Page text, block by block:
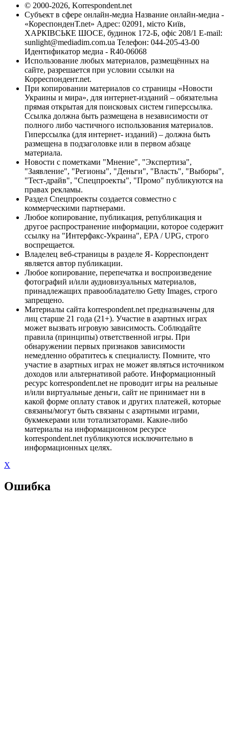
© 2000-2026, Korrespondent.net
Субъект в сфере онлайн-медиа Название онлайн-медиа -
«КореспонденТ.net» Адрес: 02091, місто Київ,
ХАРКІВСЬКЕ ШОСЕ, будинок 172-Б, офіс 208/1 E-mail:
sunlight@mediadim.com.ua Телефон: 044-205-43-00
Идентификатор медиа - R40-06068
Использование любых материалов, размещённых на
сайте, разрешается при условии ссылки на
Корреспондент.net.
При копировании материалов со страницы «Новости
Украины и мира», для интернет-изданий – обязательна
прямая открытая для поисковых систем гиперссылка.
Ссылка должна быть размещена в независимости от
полного либо частичного использования материалов.
Гиперссылка (для интернет- изданий) – должна быть
размещена в подзаголовке или в первом абзаце
материала.
Новости с пометками "Мнение", "Экспертиза",
"Заявление", "Регионы", "Деньги", "Власть", "Выборы",
"Тест-драйв", "Спецпроекты", "Промо" публикуются на
правах рекламы.
Раздел Спецпроекты создается совместно с
коммерческими партнерами.
Любое копирование, публикация, републикация и
другое распространение информации, которое содержит
ссылку на "Интерфакс-Украина", EPA / UPG, строго
воспрещается.
Владелец веб-страницы в разделе Я- Корреспондент
является автор публикации.
Любое копирование, перепечатка и воспроизведение
фотографий и/или аудиовизуальных материалов,
принадлежащих правообладателю Getty Images, строго
запрещено.
Материалы сайта korrespondent.net предназначены для
лиц старше 21 года (21+). Участие в азартных играх
может вызвать игровую зависимость. Соблюдайте
правила (принципы) ответственной игры. При
обнаружении первых признаков зависимости
немедленно обратитесь к специалисту. Помните, что
участие в азартных играх не может являться источником
доходов или альтернативой работе. Информационный
ресурс korrespondent.net не проводит игры на реальные
и/или виртуальные деньги, сайт не принимает ни в
какой форме оплату ставок и других платежей, которые
связаны/могут быть связаны с азартными играми,
букмекерами или тотализаторами. Какие-либо
материалы на информационном ресурсе
korrespondent.net публикуются исключительно в
информационных целях.
X
Ошибка